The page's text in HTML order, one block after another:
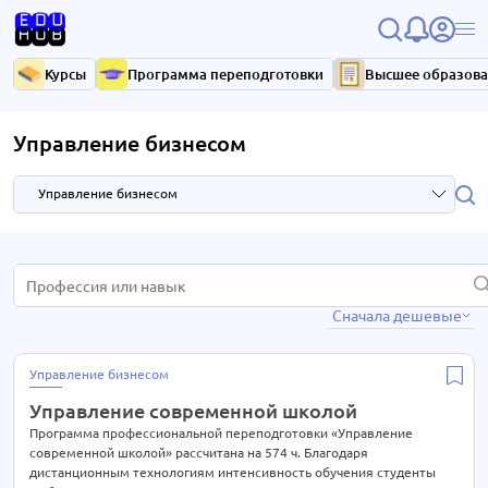
Курсы Программа переподготовки Высшее
Управление бизнесом
Управление бизнесом
HR и управление персоналом 3 курса
37 курсов
Антикризисное управление 7 курсов
Бухгалтерия
Высший менеджмент
Сначала дешевые
Управление бизнесом
Управление современной школой
Программа профессиональной переподготовки «Управление
современной школой» рассчитана на 574 ч. Благодаря
дистанционным технологиям интенсивность обучения студенты